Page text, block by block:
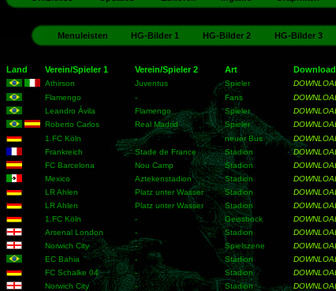
Menuleisten HG-Bilder 1 HG-Bilder 2 HG-Bilder 3
Land Verein/Spieler 1 Verein/Spieler 2 Art Download
Athirson Juventus Spieler
Flamengo
- Fans
Leandro Ávila
Flamengo Spieler
Roberto Carlos
Real Madrid Spieler
1.FC Köln
- neuer Bus
Frankreich
Stade de France Stadion
FC Barcelona
Nou Camp Stadion
Mexico
Aztekenstadion Stadion
LR Ahlen
Platz unter Wasser Stadion
LR Ahlen
Platz unter Wasser Stadion
1.FC Köln
- Geissbock
Arsenal London
- Stadion
Norwich City
- Spielszene
EC Bahia
- Stadion
FC Schalke 04
- Stadion
Norwich City
- Stadion